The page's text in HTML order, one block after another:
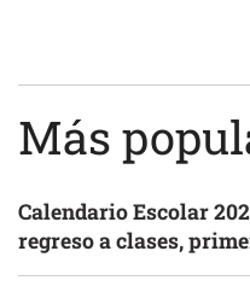
Más
Calendario Escolar
regreso a clases,